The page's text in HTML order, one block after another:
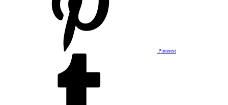
Pinterest